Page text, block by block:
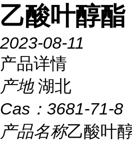
乙酸叶醇酯
2023-08-11
产品详情
产地 湖北
Cas： 3681-71-8
产品名称乙酸叶